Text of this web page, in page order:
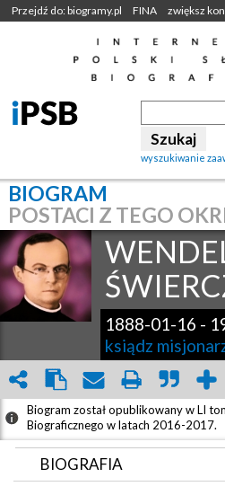
Przejdź do: biogramy.pl FINA zwiększ
wyszukiwanie
BIOGRAM
POSTACI Z TEGO
1888-01-16 -
ksiądz
Biogram został opublikowany w LI
Biograficznego w latach 2016-2017.
BIOGRAFIA